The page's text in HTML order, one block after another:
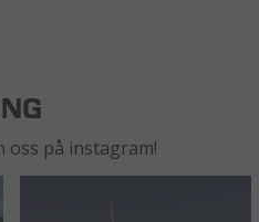
oss på instagram!